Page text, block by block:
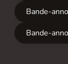
Bande-
Bande-